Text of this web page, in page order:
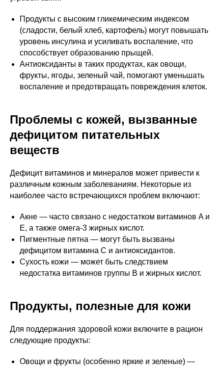
Продукты с высоким гликемическим индексом
(сладости, белый хлеб, картофель) могут повышать
уровень инсулина и усиливать воспаление, что
способствует образованию прыщей.
Антиоксиданты в таких продуктах, как овощи,
фрукты, ягоды, зеленый чай, помогают уменьшать
воспаление и предотвращать повреждения клеток.
Проблемы с кожей, вызванные
дефицитом питательных
веществ
Дефицит витаминов и минералов может привести к
различным кожным заболеваниям. Некоторые из
наиболее часто встречающихся проблем включают:
Акне — часто связано с недостатком витаминов A и
E, а также омега-3 жирных кислот.
Пигментные пятна — могут быть вызваны
дефицитом витамина C и антиоксидантов.
Сухость кожи — может быть следствием
недостатка витаминов группы B и жирных кислот.
Продукты, полезные для кожи
Для поддержания здоровой кожи включите в рацион
следующие продукты:
Овощи и фрукты (особенно яркие и зеленые) —